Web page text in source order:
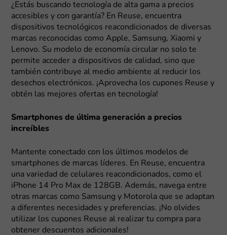
¿Estás buscando tecnología de alta gama a precios
accesibles y con garantía? En Reuse, encuentra
dispositivos tecnológicos reacondicionados de diversas
marcas reconocidas como Apple, Samsung, Xiaomi y
Lenovo. Su modelo de economía circular no solo te
permite acceder a dispositivos de calidad, sino que
también contribuye al medio ambiente al reducir los
desechos electrónicos. ¡Aprovecha los cupones Reuse y
obtén las mejores ofertas en tecnología!
Smartphones de última generación a precios
increíbles
Mantente conectado con los últimos modelos de
smartphones de marcas líderes. En Reuse, encuentra
una variedad de celulares reacondicionados, como el
iPhone 14 Pro Max de 128GB. Además, navega entre
otras marcas como Samsung y Motorola que se adaptan
a diferentes necesidades y preferencias. ¡No olvides
utilizar los cupones Reuse al realizar tu compra para
obtener descuentos adicionales!